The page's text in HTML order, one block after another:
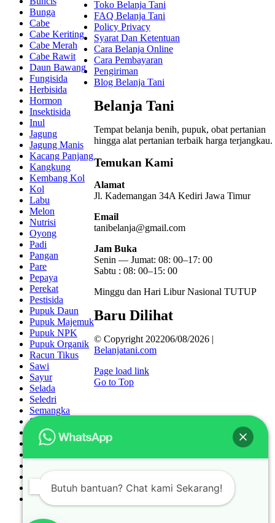
Bunga
Cabe
Cabe Keriting
Cabe Merah
Cabe Rawit
Daun Bawang
Fungisida
Herbisida
Hormon
Insektisida
Inul
Jagung
Jagung Manis
Kacang Panjang
Kangkung
Kembang Kol
Kol
Labu
Melon
Nutrisi
Oyong
Padi
Pangan
Pare
Pepaya
Perekat
Pestisida
Pupuk Daun
Pupuk Majemuk
Pupuk NPK
Pupuk Organik
Racun Tikus
Sawi
Sayur
Selada
Seledri
Semangka
Spare Part
Sprayer
Tanpa Biji
Tomat
Uncategorized
Wortel
Toko Belanja Tani
FAQ Belanja Tani
Policy Privacy
Syarat Dan Ketentuan
Cara Belanja Online
Cara Pembayaran
Pengiriman
Blog Belanja Tani
Belanja Tani
Tempat belanja benih, pupuk, obat pertanian
hingga alat pertanian terbaik harga terjangkau.
Temukan Kami
Alamat
Jl. Kademangan 34A Kediri Jawa Timur
Email
tanibelanja@gmail.com
Jam Buka
Senin — Jumat: 08: 00–17: 00
Sabtu : 08: 00–15: 00
Minggu dan Hari Libur Nasional TUTUP
Baru Dilihat
© Copyright 202206/08/2026 |
Belanjatani.com
Page load link
Butuh bantuan? Chat kami Sekarang!
Go to Top